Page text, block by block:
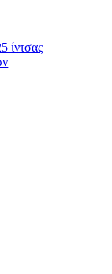
ίντσας